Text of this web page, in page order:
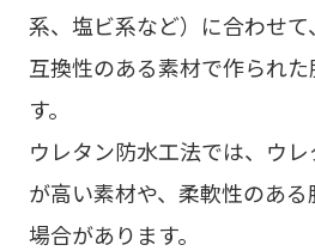
系、塩ビ系など）に合わせ
互換性のある素材で作られ
す。
ウレタン防水工法では、ウ
が高い素材や、柔軟性のあ
場合があります。